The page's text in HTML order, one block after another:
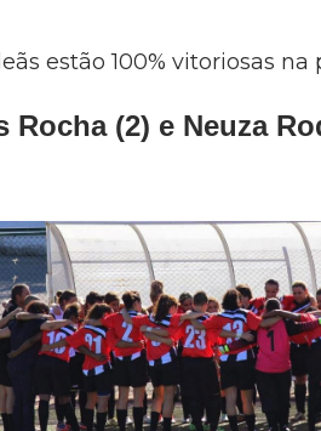
estão 100% vitoriosas na
Rocha (2) e Neuza